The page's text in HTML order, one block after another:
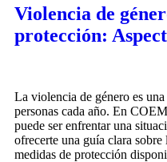
Violencia de
protección:
La violencia de género es
personas cada año. En
puede ser enfrentar una
ofrecerte una guía clara sobre
medidas de protección